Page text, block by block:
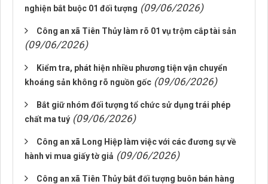
nghiện bắt buộc 01 đối tượng (09/06/2026)
Công an xã Tiên Thủy làm rõ 01 vụ trộm cắp tài sản
(09/06/2026)
Kiểm tra, phát hiện nhiều phương tiện vận chuyển
khoáng sản không rõ nguồn gốc (09/06/2026)
Bắt giữ nhóm đối tượng tổ chức sử dụng trái phép
chất ma tuý (09/06/2026)
Công an xã Long Hiệp làm việc với các đương sự về
hành vi mua giấy tờ giả (09/06/2026)
Công an xã Tiên Thủy bắt đối tượng buôn bán hàng